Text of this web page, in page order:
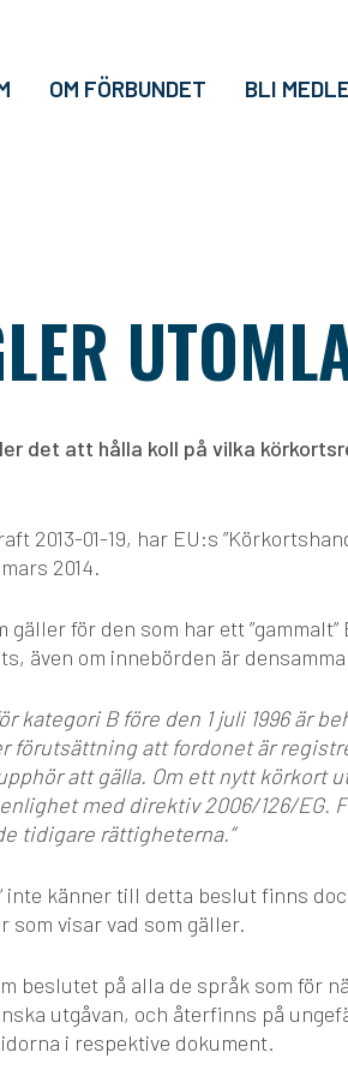
OM FÖRBUNDET BLI
det att hålla koll på vilka
2013-01-19, har EU:s
2014.
för den som har ett
även om innebörden är
kategori B före den 1 juli 1996 är
förutsättning att fordonet är
att gälla. Om ett nytt körkort
med direktiv 2006/126/EG.
tidigare rättigheterna.”
inte känner till detta beslut finns
som visar vad som gäller.
beslutet på alla de språk som för
utgåvan, och återfinns på
i respektive dokument.